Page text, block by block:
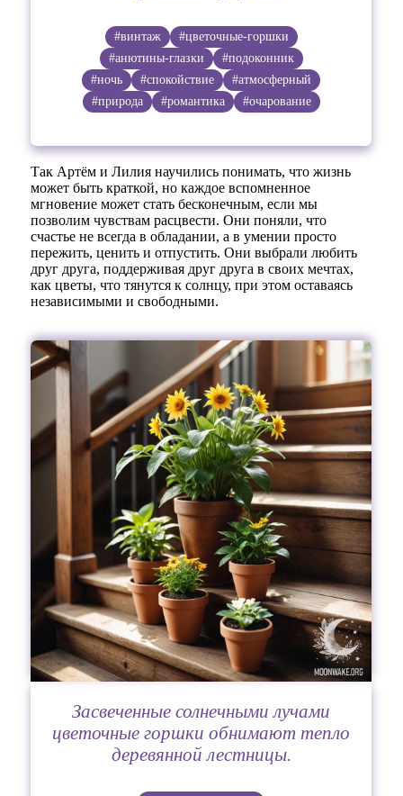
#винтаж
#цветочные-горшки
#анютины-глазки
#подоконник
#ночь
#спокойствие
#атмосферный
#природа
#романтика #очарование
Так Артём и Лилия научились понимать, что жизнь
может быть краткой, но каждое вспомненное
мгновение может стать бесконечным, если мы
позволим чувствам расцвести. Они поняли, что
счастье не всегда в обладании, а в умении просто
пережить, ценить и отпустить. Они выбрали любить
друг друга, поддерживая друг друга в своих мечтах,
как цветы, что тянутся к солнцу, при этом оставаясь
независимыми и свободными.
Засвеченные солнечными лучами
цветочные горшки обнимают тепло
деревянной лестницы.